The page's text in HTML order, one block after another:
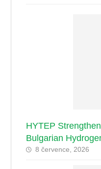
HYTEP
Bulgarian
8 července, 2026